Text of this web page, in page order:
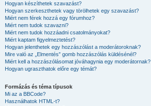
Hogyan készíthetek szavazást?
Hogyan szerkeszthetek vagy törölhetek egy szavazást?
Miért nem férek hozzá egy fórumhoz?
Miért nem tudok szavazni?
Miért nem tudok hozzáadni csatolmányokat?
Miért kaptam figyelmeztetést?
Hogyan jelenthetek egy hozzászólást a moderátoroknak?
Mire való az „Elmentés” gomb hozzászólás küldésénél?
Miért kell a hozzászólásomat jóváhagynia egy moderátornak?
Hogyan ugraszthatok előre egy témát?
Formázás és téma típusok
Mi az a BBCode?
Használhatok HTML-t?